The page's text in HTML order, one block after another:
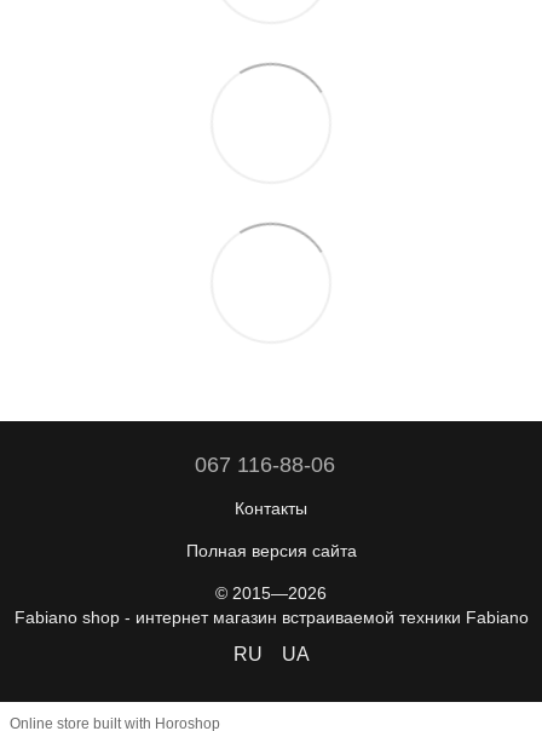
067 116-88-06
Контакты
Полная версия сайта
© 2015—2026
Fabiano shop - интернет магазин встраиваемой техники Fabiano
RU UA
Online store built with Horoshop